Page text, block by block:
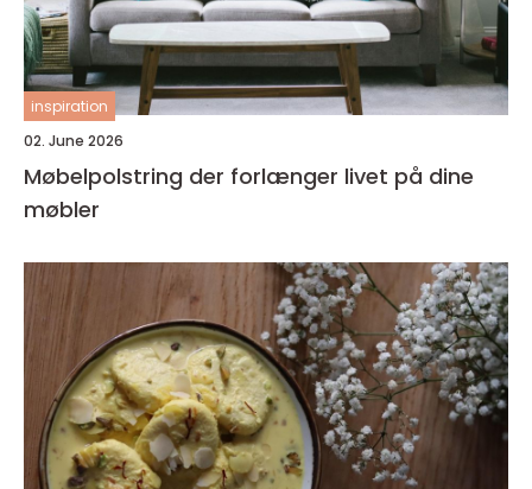
inspiration
02. June 2026
Møbelpolstring der forlænger livet på dine
møbler